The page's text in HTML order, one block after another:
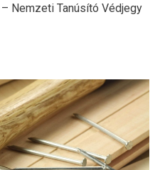
Nemzeti Tanúsító Védjegy